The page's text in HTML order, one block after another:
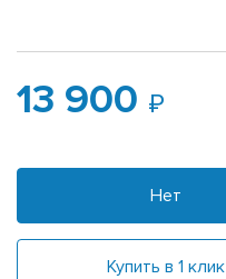
13 900
Нет
Купить в 1 клик